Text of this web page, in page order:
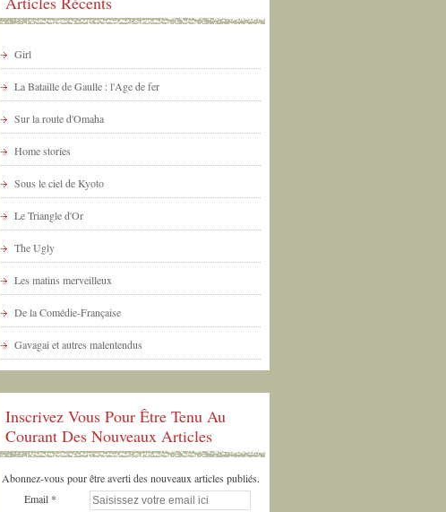
Girl
La Bataille de Gaulle : l'Age de fer
Sur la route d'Omaha
Home stories
Sous le ciel de Kyoto
Le Triangle d'Or
The Ugly
Les matins merveilleux
De la Comédie-Française
Gavagai et autres malentendus
Inscrivez Vous Pour Être Tenu Au
Courant Des Nouveaux Articles
Abonnez-vous pour être averti des nouveaux articles publiés.
Email